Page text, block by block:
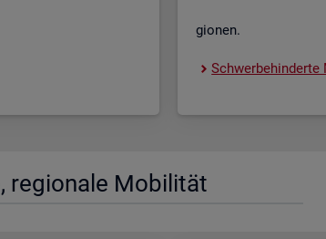
gio­nen.
Schwer­be­hin­der­te
re­gio­na­le Mo­bi­li­tät